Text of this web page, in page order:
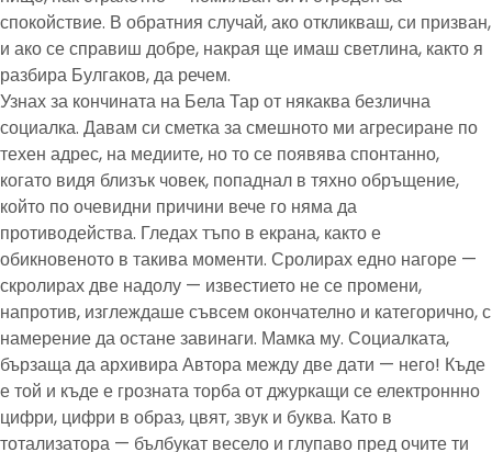
спокойствие. В обратния случай, ако откликваш, си призван,
и ако се справиш добре, накрая ще имаш светлина, както я
разбира Булгаков, да речем.
Узнах за кончината на Бела Тар от някаква безлична
социалка. Давам си сметка за смешното ми агресиране по
техен адрес, на медиите, но то се появява спонтанно,
когато видя близък човек, попаднал в тяхно обръщение,
който по очевидни причини вече го няма да
противодейства. Гледах тъпо в екрана, както е
обикновеното в такива моменти. Сролирах едно нагоре —
скролирах две надолу — известието не се промени,
напротив, изглеждаше съвсем окончателно и категорично, с
намерение да остане завинаги. Мамка му. Социалката,
бързаща да архивира Автора между две дати — него! Къде
е той и къде е грозната торба от джуркащи се електроннно
цифри, цифри в образ, цвят, звук и буква. Като в
тотализатора — бълбукат весело и глупаво пред очите ти